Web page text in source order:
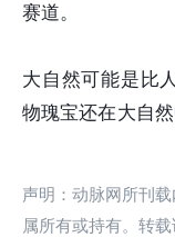
赛道。
大自然可能是比
物瑰宝还在大自然
声明：动脉网所刊
属所有或持有。转